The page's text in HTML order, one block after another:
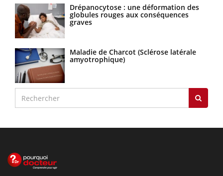
Drépanocytose : une déformation des
globules rouges aux conséquences
graves
Maladie de Charcot (Sclérose latérale
amyotrophique)